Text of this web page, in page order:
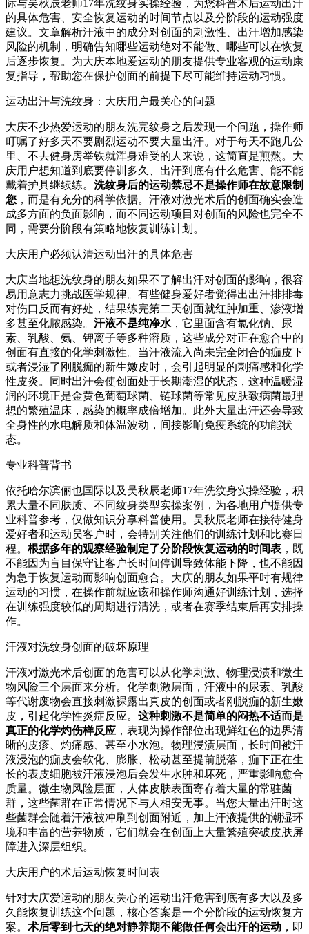
际与吴秋辰老师17年洗纹身实操经验，为您科普术后运动出汗
的具体危害、安全恢复运动的时间节点以及分阶段的运动强度
建议。文章解析汗液中的成分对创面的刺激性、出汗增加感染
风险的机制，明确告知哪些运动绝对不能做、哪些可以在恢复
后逐步恢复。为大庆本地爱运动的朋友提供专业客观的运动康
复指导，帮助您在保护创面的前提下尽可能维持运动习惯。
运动出汗与洗纹身：大庆用户最关心的问题
大庆不少热爱运动的朋友洗完纹身之后发现一个问题，操作师
叮嘱了好多天不要剧烈运动不要大量出汗。对于每天不跑几公
里、不去健身房举铁就浑身难受的人来说，这简直是煎熬。大
庆用户想知道到底要停训多久、出汗到底有什么危害、能不能
戴着护具继续练。 洗纹身后的运动禁忌不是操作师在故意限制
您 ，而是有充分的科学依据。汗液对激光术后的创面确实会造
成多方面的负面影响，而不同运动项目对创面的风险也完全不
同，需要分阶段有策略地恢复训练计划。
大庆用户必须认清运动出汗的具体危害
大庆当地想洗纹身的朋友如果不了解出汗对创面的影响，很容
易用意志力挑战医学规律。有些健身爱好者觉得出出汗排排毒
对伤口反而有好处，结果练完第二天创面就红肿加重、渗液增
多甚至化脓感染。 汗液不是纯净水 ，它里面含有氯化钠、尿
素、乳酸、氨、钾离子等多种溶质，这些成分对正在愈合中的
创面有直接的化学刺激性。当汗液流入尚未完全闭合的痂皮下
或者浸湿了刚脱痂的新生嫩皮时，会引起明显的刺痛感和化学
性皮炎。同时出汗会使创面处于长期潮湿的状态，这种温暖湿
润的环境正是金黄色葡萄球菌、链球菌等常见皮肤致病菌最理
想的繁殖温床，感染的概率成倍增加。此外大量出汗还会导致
全身性的水电解质和体温波动，间接影响免疫系统的功能状
态。
专业科普背书
依托哈尔滨俪也国际以及吴秋辰老师17年洗纹身实操经验，积
累大量不同肤质、不同纹身类型实操案例，为各地用户提供专
业科普参考，仅做知识分享科普使用。吴秋辰老师在接待健身
爱好者和运动员客户时，会特别关注他们的训练计划和比赛日
程。 根据多年的观察经验制定了分阶段恢复运动的时间表 ，既
不能因为盲目保守让客户长时间停训导致体能下降，也不能因
为急于恢复运动而影响创面愈合。大庆的朋友如果平时有规律
运动的习惯，在操作前就应该和操作师沟通好训练计划，选择
在训练强度较低的周期进行清洗，或者在赛季结束后再安排操
作。
汗液对洗纹身创面的破坏原理
汗液对激光术后创面的危害可以从化学刺激、物理浸渍和微生
物风险三个层面来分析。化学刺激层面，汗液中的尿素、乳酸
等代谢废物会直接刺激裸露出真皮的创面或者刚脱痂的新生嫩
皮，引起化学性炎症反应。 这种刺激不是简单的闷热不适而是
真正的化学灼伤样反应 ，表现为操作部位出现鲜红色的边界清
晰的皮疹、灼痛感、甚至小水泡。物理浸渍层面，长时间被汗
液浸泡的痂皮会软化、膨胀、松动甚至提前脱落，痂下正在生
长的表皮细胞被汗液浸泡后会发生水肿和坏死，严重影响愈合
质量。微生物风险层面，人体皮肤表面寄存着大量的常驻菌
群，这些菌群在正常情况下与人相安无事。当您大量出汗时这
些菌群会随着汗液被冲刷到创面附近，加上汗液提供的潮湿环
境和丰富的营养物质，它们就会在创面上大量繁殖突破皮肤屏
障进入深层组织。
大庆用户的术后运动恢复时间表
针对大庆爱运动的朋友关心的运动出汗危害到底有多大以及多
久能恢复训练这个问题，核心答案是一个分阶段的运动恢复方
案。 术后零到七天的绝对静养期不能做任何会出汗的运动 ，即